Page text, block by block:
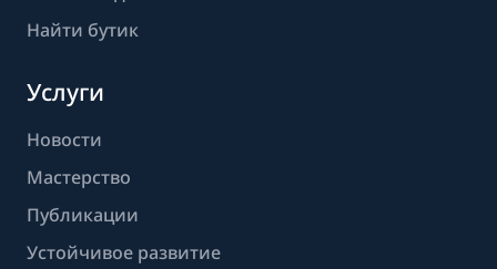
Найти бутик
Услуги
Новости
Мастерство
Публикации
Устойчивое развитие